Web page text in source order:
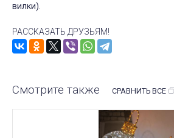
вилки).
РАССКАЗАТЬ ДРУЗЬЯМ!
Смотрите также СРАВНИТЬ ВСЕ